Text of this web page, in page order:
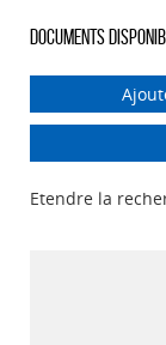
Documents
Etendre la